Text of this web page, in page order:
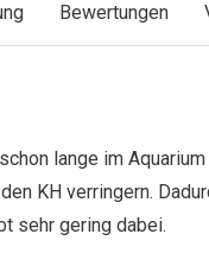
Bewertungen
lange im
KH verringern.
sehr gering dabei.